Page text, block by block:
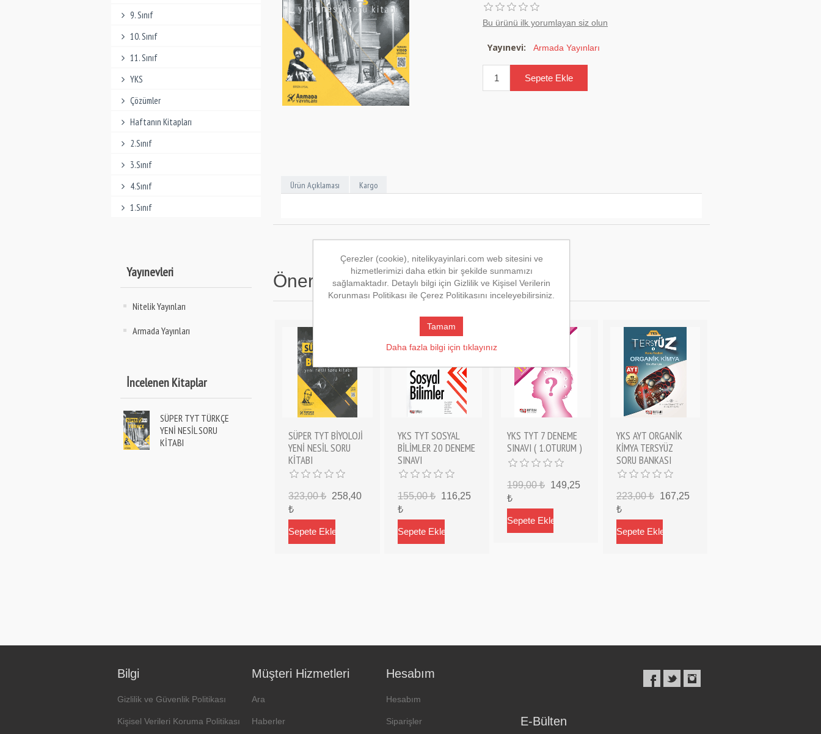
9. Sınıf
10. Sınıf
11. Sınıf
YKS
Çözümler
Haftanın Kitapları
2.Sınıf
3.Sınıf
4.Sınıf
1.Sınıf
Yayınevleri
Nitelik Yayınları
Armada Yayınları
İncelenen Kitaplar
SÜPER TYT TÜRKÇE
YENİ NESİL SORU
KİTABI
Bu ürünü ilk yorumlayan siz olun
Yayınevi: Armada Yayınları
Ürün Açıklaması Kargo
Önerilen Kitaplar
SÜPER TYT BİYOLOJİ
YENİ NESİL SORU
KİTABI
323,00 ₺ 258,40
₺
YKS TYT SOSYAL
BİLİMLER 20 DENEME
SINAVI
155,00 ₺ 116,25
₺
YKS TYT 7 DENEME
SINAVI ( 1.OTURUM )
199,00 ₺
149,25
₺
YKS AYT ORGANİK
KİMYA TERSYÜZ
SORU BANKASI
223,00 ₺
167,25
₺
Bilgi
Gizlilik ve Güvenlik Politikası
Kişisel Verileri Koruma Politikası
Müşteri Hizmetleri
Ara
Haberler
Hesabım
Hesabım
Siparişler E-Bülten
Çerezler (cookie), nitelikyayinlari.com web sitesini ve
hizmetlerimizi daha etkin bir şekilde sunmamızı
sağlamaktadır. Detaylı bilgi için Gizlilik ve Kişisel Verilerin
Korunması Politikası ile Çerez Politikasını inceleyebilirsiniz.
Tamam
Daha fazla bilgi için tıklayınız